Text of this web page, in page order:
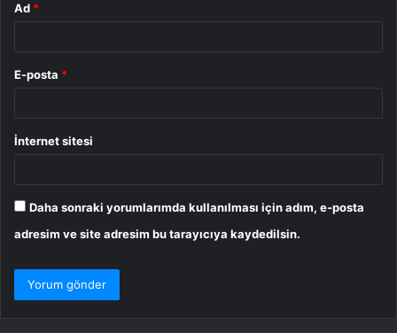
Ad *
E-posta *
İnternet sitesi
Daha sonraki yorumlarımda kullanılması için adım, e-posta
adresim ve site adresim bu tarayıcıya kaydedilsin.